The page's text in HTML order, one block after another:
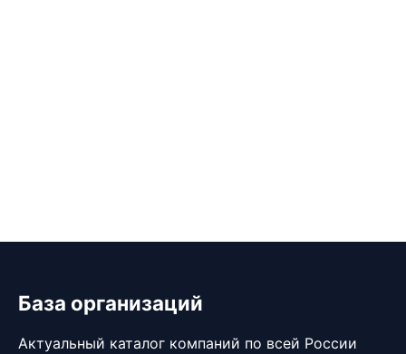
База организаций
Актуальный каталог компаний по всей России